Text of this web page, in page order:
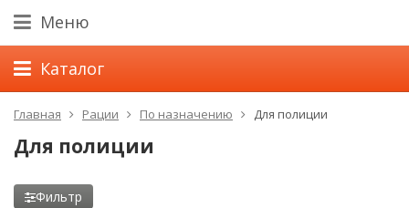
Меню
Каталог
Главная Рации По назначению Для полиции
Для полиции
Фильтр